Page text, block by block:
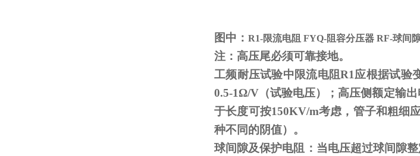
图中： R1-限流电阻 FYQ-阻容分压器 RF-球间
注：高压尾必须可靠接地。
工频耐压试验中限流电阻R1应根据试验
0.5-1Ω/V（试验电压）；高压侧额定输出
于长度可按150KV/m考虑，管子和粗细
种不同的阴值）。
球间隙及保护电阻：当电压超过球间隙